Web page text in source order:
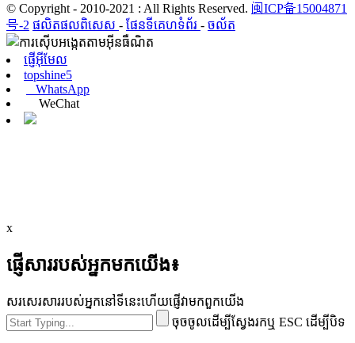
© Copyright - 2010-2021 : All Rights Reserved. 闽ICP备15004871
号-2 ផលិតផលពិសេស - ផែនទីគេហទំព័រ - ចល័ត
ផ្ញើអ៊ីមែល
topshine5
WhatsApp
WeChat
x
ផ្ញើសាររបស់អ្នកមកយើង៖
សរសេរសាររបស់អ្នកនៅទីនេះហើយផ្ញើវាមកពួកយើង
ចុចចូលដើម្បីស្វែងរកឬ ESC ដើម្បីបិទ